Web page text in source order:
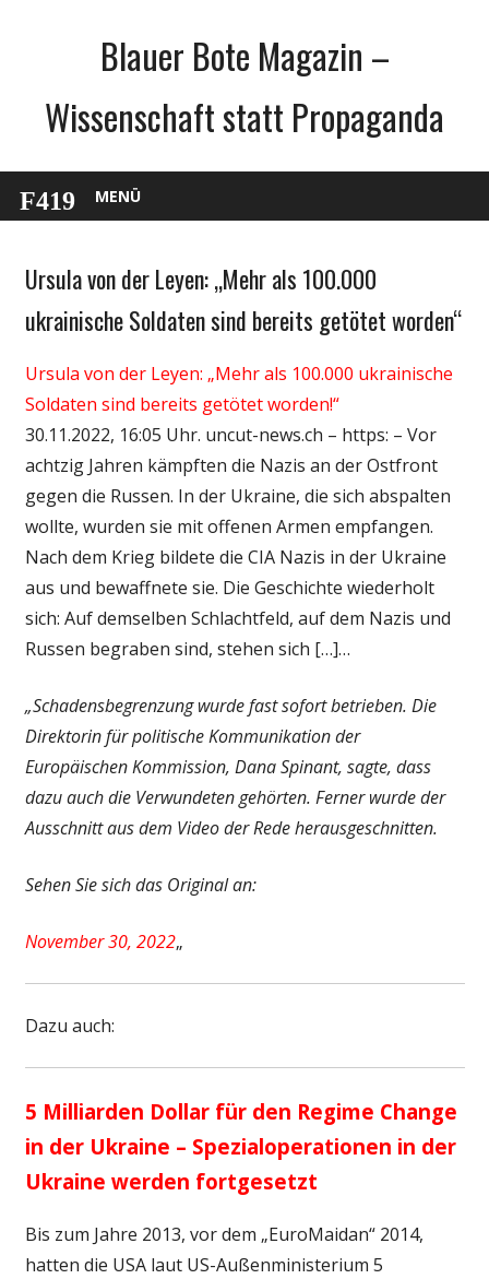
Blauer Bote Magazin –
Wissenschaft statt Propaganda
MENÜ
Gesellschaft
Wirtschaft
Wissenschaft
Ursula von der Leyen: „Mehr als 100.000
ukrainische Soldaten sind bereits getötet worden“
Ursula von der Leyen: „Mehr als 100.000 ukrainische
Soldaten sind bereits getötet worden!“
30.11.2022, 16:05 Uhr. uncut-news.ch – https: – Vor
achtzig Jahren kämpften die Nazis an der Ostfront
gegen die Russen. In der Ukraine, die sich abspalten
wollte, wurden sie mit offenen Armen empfangen.
Nach dem Krieg bildete die CIA Nazis in der Ukraine
aus und bewaffnete sie. Die Geschichte wiederholt
sich: Auf demselben Schlachtfeld, auf dem Nazis und
Russen begraben sind, stehen sich […]…
„Schadensbegrenzung wurde fast sofort betrieben. Die
Direktorin für politische Kommunikation der
Europäischen Kommission, Dana Spinant, sagte, dass
dazu auch die Verwundeten gehörten. Ferner wurde der
Ausschnitt aus dem Video der Rede herausgeschnitten.
Sehen Sie sich das Original an:
November 30, 2022„
Dazu auch:
5 Milliarden Dollar für den Regime Change
in der Ukraine – Spezialoperationen in der
Ukraine werden fortgesetzt
Bis zum Jahre 2013, vor dem „EuroMaidan“ 2014,
hatten die USA laut US-Außenministerium 5